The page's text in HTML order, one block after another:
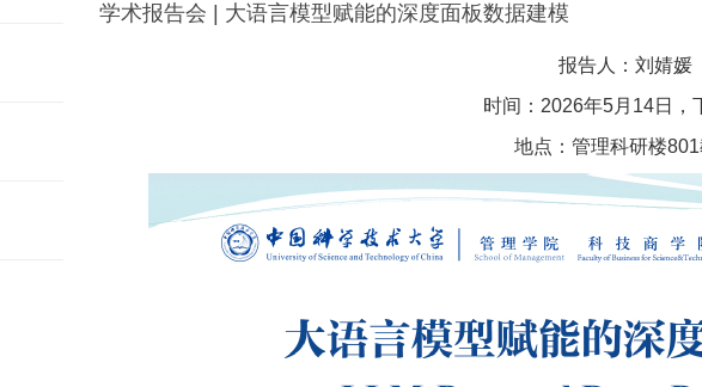
学术报告会 | 大语言模型赋能的深度面板数据建模
报告人：刘婧媛
时间：2026年5月14日，
地点：管理科研楼